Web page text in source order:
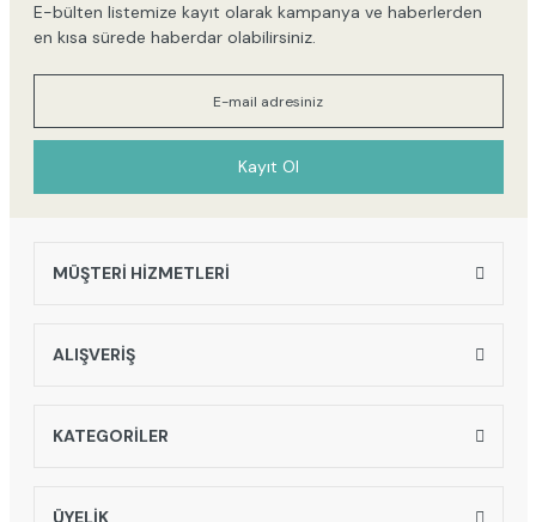
E-bülten listemize kayıt olarak kampanya ve haberlerden
en kısa sürede haberdar olabilirsiniz.
Kayıt Ol
MÜŞTERİ HİZMETLERİ
ALIŞVERİŞ
KATEGORİLER
ÜYELİK